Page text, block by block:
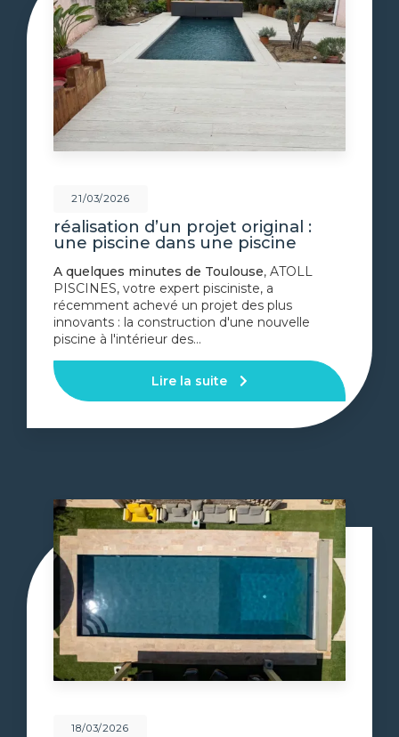
21/03/2026
réalisation d’un projet original :
une piscine dans une piscine
A quelques minutes de Toulouse, ATOLL
PISCINES, votre expert pisciniste, a
récemment achevé un projet des plus
innovants : la construction d'une nouvelle
piscine à l'intérieur des…
Lire la suite
18/03/2026